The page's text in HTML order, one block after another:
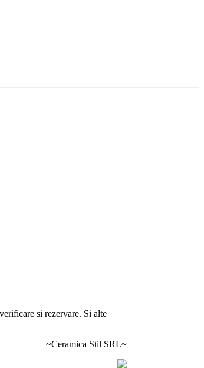
si rezervare. Si alte
~Ceramica Stil SRL~